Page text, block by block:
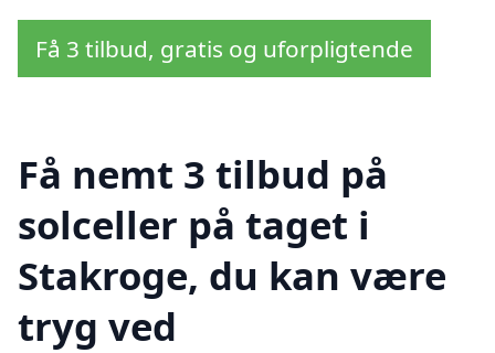
Få 3 tilbud, gratis og uforpligtende
Få nemt 3 tilbud på
solceller på taget i
Stakroge, du kan være
tryg ved